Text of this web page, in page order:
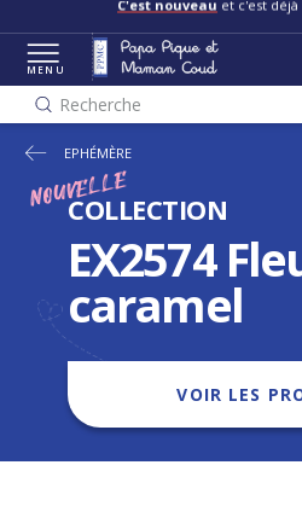
C'est nouveau et c'est
MENU
Recherche
EPHÉMÈRE
NOUVELLE
COLLECTION
EX2574
caramel
VOIR LES